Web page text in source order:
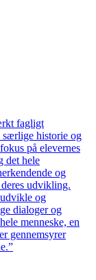
fagligt
særlige historie og
på elevernes
det hele
og
udvikling.
og
dialoger og
menneske, en
gennemsyrer